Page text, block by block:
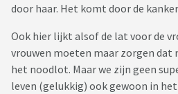
door haar. Het komt door de
Ook hier lijkt alsof de lat voor de
vrouwen moeten maar zorgen dat
het noodlot. Maar we zijn geen
leven (gelukkig) ook gewoon in